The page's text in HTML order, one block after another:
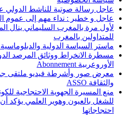
عاجل رسالة صوتية للناشط الدولي
عاجل و خطير : نداء مهم إلى عموم
لأول مرة بالمغرب السليماني ينال
للمتداولين بالمغرب
ماستر السياسة الدولية
مسطرة الانخراط ووثائق المرصد
الأوروعربية Abonnement
معرض صور وأشرطة فيديو ملتقى
والثقافة ASSO
منع المسيرة الجهوية الاحتجاجية
للشغل بالعيون وهوير العلمي يؤكد
احتجاجاتها